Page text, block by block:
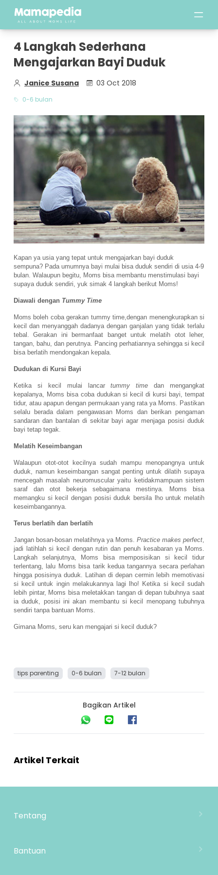
4 Langkah Sederhana
Mengajarkan Bayi Duduk
Janice Susana 03 Oct 2018
0-6 bulan
Kapan ya usia yang tepat untuk mengajarkan bayi duduk
sempuna? Pada umumnya bayi mulai bisa duduk sendiri di usia 4-9
bulan. Walaupun begitu, Moms bisa membantu menstimulasi bayi
supaya duduk sendiri, yuk simak 4 langkah berikut Moms!
Diawali dengan Tummy Time
Moms boleh coba gerakan tummy time,dengan menengkurapkan si
kecil dan menyanggah dadanya dengan ganjalan yang tidak terlalu
tebal. Gerakan ini bermanfaat banget untuk melatih otot leher,
tangan, bahu, dan perutnya. Pancing perhatiannya sehingga si kecil
bisa berlatih mendongakan kepala.
Dudukan di Kursi Bayi
Ketika si kecil mulai lancartummy time dan mengangkat
kepalanya, Moms bisa coba dudukan si kecil di kursi bayi, tempat
tidur, atau apapun dengan permukaan yang rata ya Moms. Pastikan
selalu berada dalam pengawasan Moms dan berikan pengaman
sandaran dan bantalan di sekitar bayi agar menjaga posisi duduk
bayi tetap tegak.
Melatih Keseimbangan
Walaupun otot-otot kecilnya sudah mampu menopangnya untuk
duduk, namun keseimbangan sangat penting untuk dilatih supaya
mencegah masalah neuromuscular yaitu ketidakmampuan sistem
saraf dan otot bekerja sebagaimana mestinya. Moms bisa
memangku si kecil dengan posisi duduk bersila lho untuk melatih
keseimbangannya.
Terus berlatih dan berlatih
Jangan bosan-bosan melatihnya ya Moms. Practice makes perfect,
jadi latihlah si kecil dengan rutin dan penuh kesabaran ya Moms.
Langkah selanjutnya, Moms bisa memposisikan si kecil tidur
terlentang, lalu Moms bisa tarik kedua tangannya secara perlahan
hingga posisinya duduk. Latihan di depan cermin lebih memotivasi
si kecil untuk ingin melakukannya lagi lho! Ketika si kecil sudah
lebih pintar, Moms bisa meletakkan tangan di depan tubuhnya saat
ia duduk, posisi ini akan membantu si kecil menopang tubuhnya
sendiri tanpa bantuan Moms.
Gimana Moms, seru kan mengajari si kecil duduk?
tips parenting 0-6 bulan 7-12 bulan
Bagikan Artikel
Artikel Terkait
Tentang
Lokasi Toko
Bantuan